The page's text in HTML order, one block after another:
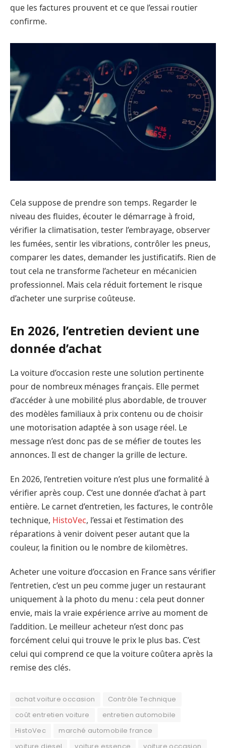
que les factures prouvent et ce que l’essai routier
confirme.
Cela suppose de prendre son temps. Regarder le
niveau des fluides, écouter le démarrage à froid,
vérifier la climatisation, tester l’embrayage, observer
les fumées, sentir les vibrations, contrôler les pneus,
comparer les dates, demander les justificatifs. Rien de
tout cela ne transforme l’acheteur en mécanicien
professionnel. Mais cela réduit fortement le risque
d’acheter une surprise coûteuse.
En 2026, l’entretien devient une
donnée d’achat
La voiture d’occasion reste une solution pertinente
pour de nombreux ménages français. Elle permet
d’accéder à une mobilité plus abordable, de trouver
des modèles familiaux à prix contenu ou de choisir
une motorisation adaptée à son usage réel. Le
message n’est donc pas de se méfier de toutes les
annonces. Il est de changer la grille de lecture.
En 2026, l’entretien voiture n’est plus une formalité à
vérifier après coup. C’est une donnée d’achat à part
entière. Le carnet d’entretien, les factures, le contrôle
technique, HistoVec, l’essai et l’estimation des
réparations à venir doivent peser autant que la
couleur, la finition ou le nombre de kilomètres.
Acheter une voiture d’occasion en France sans vérifier
l’entretien, c’est un peu comme juger un restaurant
uniquement à la photo du menu : cela peut donner
envie, mais la vraie expérience arrive au moment de
l’addition. Le meilleur acheteur n’est donc pas
forcément celui qui trouve le prix le plus bas. C’est
celui qui comprend ce que la voiture coûtera après la
remise des clés.
achat voiture occasion
Contrôle Technique
coût entretien voiture
entretien automobile
HistoVec
marché automobile france